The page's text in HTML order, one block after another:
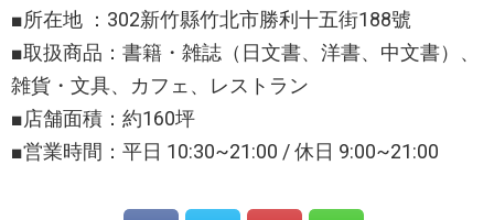
■所在地 ：302新竹縣竹北市勝利十五街188號
■取扱商品：書籍・雑誌（日文書、洋書、中文書）、
雑貨・文具、カフェ、レストラン
■店舗面積：約160坪
■営業時間：平日 10:30~21:00 / 休日 9:00~21:00